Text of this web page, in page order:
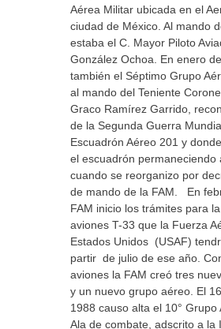
Aérea Militar ubicada en el
ciudad de México. Al mando
estaba el C. Mayor Piloto
González Ochoa. En enero
también el Séptimo Grupo
al mando del Teniente
Graco Ramírez Garrido,
de la Segunda Guerra
Escuadrón Aéreo 201 y
el escuadrón permaneciendo
cuando se reorganizo por
de mando de la FAM. En
FAM inicio los trámites para
aviones T-33 que la Fuerza
Estados Unidos (USAF)
partir de julio de ese año.
aviones la FAM creó tres
y un nuevo grupo aéreo. El
1988 causo alta el 10° Grupo
Ala de combate, adscrito a la